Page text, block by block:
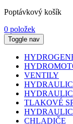
Poptávkový košík
0 položek
Toggle nav
VENTILY
TLAKOVÉ
CHLADIČE